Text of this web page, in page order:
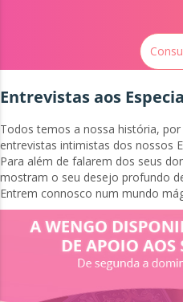
Entrevistas aos
Todos temos a nossa história,
entrevistas intimistas dos nossos
Para além de falarem dos seus
mostram o seu desejo profundo
Entrem connosco num mundo